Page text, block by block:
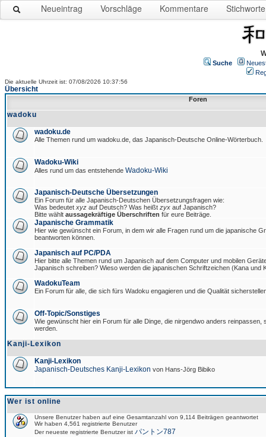
Neueintrag Vorschläge Kommentare Stichworte
Suche
Die aktuelle Uhrzeit ist: 07/08/2026 10:37:56
Übersicht
Foren
wadoku
wadoku.de
Alle Themen rund um wadoku.de, das Japanisch-Deutsche Online-Wörterbuch.
Wadoku-Wiki
Alles rund um das entstehende Wadoku-Wiki
Japanisch-Deutsche Übersetzungen
Ein Forum für alle Japanisch-Deutschen Übersetzungsfragen wie:
Was bedeutet xyz auf Deutsch? Was heißt zyx auf Japanisch?
Bitte wählt aussagekräftige Überschriften für eure Beiträge.
Japanische Grammatik
Hier wie gewünscht ein Forum, in dem wir alle Fragen rund um die japanische
beantworten können.
Japanisch auf PC/PDA
Hier bitte alle Themen rund um Japanisch auf dem Computer und mobilen
Japanisch schreiben? Wieso werden die japanischen Schriftzeichen (Kana und
WadokuTeam
Ein Forum für alle, die sich fürs Wadoku engagieren und die Qualität
Off-Topic/Sonstiges
Wie gewünscht hier ein Forum für alle Dinge, die nirgendwo anders reinpassen,
werden.
Kanji-Lexikon
Kanji-Lexikon
Japanisch-Deutsches Kanji-Lexikon von Hans-Jörg Bibiko
Wer ist online
Unsere Benutzer haben auf eine Gesamtanzahl von 9,114 Beiträgen geantwortet
Wir haben 4,561 registrierte Benutzer
Der neueste registrierte Benutzer ist パントン787